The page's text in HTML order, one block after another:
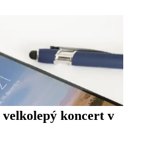
koncert v